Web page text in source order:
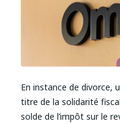
En instance de divorce,
titre de la solidarité
solde de l’impôt sur le